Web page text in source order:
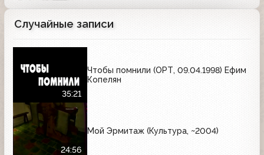
Случайные записи
35:21
Чтобы помнили (ОРТ, 09.04.1998) Ефим
Копелян
24:56
Мой Эрмитаж (Культура, ~2004)